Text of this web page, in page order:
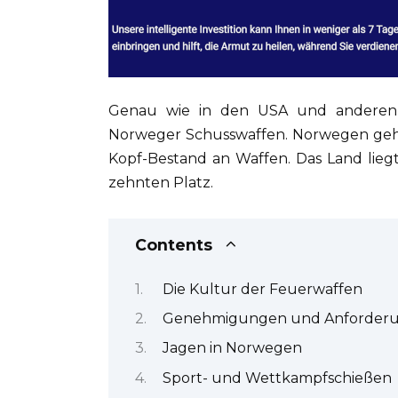
Genau wie in den USA und
Norweger Schusswaffen. Norwegen
Kopf-Bestand an Waffen. Das Land
zehnten Platz.
Contents
Die Kultur der Feuerwaffen
Genehmigungen und
Jagen in Norwegen
Sport- und Wettkampfschießen